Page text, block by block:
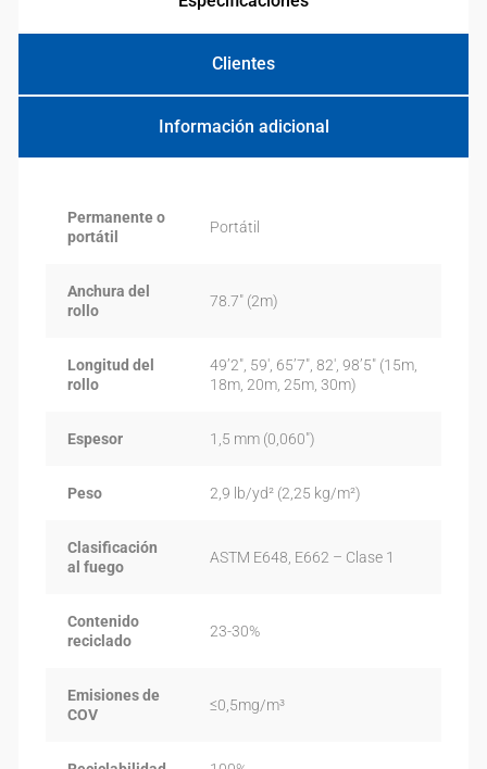
Clientes
Información adicional
Permanente o
portátil
Portátil
Anchura del
rollo
78.7″ (2m)
Longitud del
rollo
49’2″, 59′, 65’7″, 82′, 98’5″ (15m,
18m, 20m, 25m, 30m)
Espesor 1,5 mm (0,060″)
Peso 2,9 lb/yd² (2,25 kg/m²)
Clasificación
al fuego
ASTM E648, E662 – Clase 1
Contenido
reciclado
23-30%
Emisiones de
COV
≤0,5mg/m³